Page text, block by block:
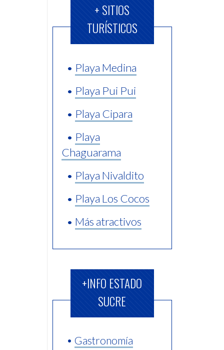
+ SITIOS
TURÍSTICOS
• Playa Medina
• Playa Pui Pui
• Playa Cipara
• Playa
Chaguarama
• Playa Nivaldito
• Playa Los Cocos
• Más atractivos
+INFO ESTADO
SUCRE
• Gastronomía